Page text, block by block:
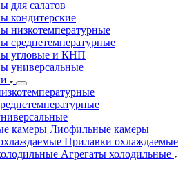
для салатов
кондитерские
низкотемпературные
среднетемпературные
угловые и КНП
универсальные
Лиофильные камеры
Прилавки охлаждаемые
Агрегаты холодильные